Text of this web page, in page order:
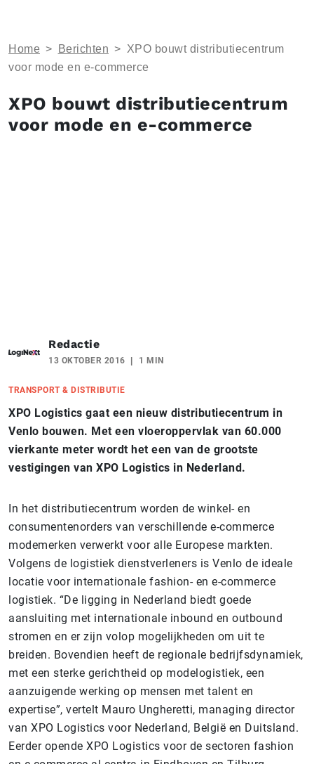
Home > Berichten > XPO bouwt distributiecentrum
voor mode en e-commerce
XPO bouwt distributiecentrum
voor mode en e-commerce
Redactie
13 OKTOBER 2016 1 MIN
TRANSPORT & DISTRIBUTIE
XPO Logistics gaat een nieuw distributiecentrum in
Venlo bouwen. Met een vloeroppervlak van 60.000
vierkante meter wordt het een van de grootste
vestigingen van XPO Logistics in Nederland.
In het distributiecentrum worden de winkel- en
consumentenorders van verschillende e-commerce
modemerken verwerkt voor alle Europese markten.
Volgens de logistiek dienstverleners is Venlo de ideale
locatie voor internationale fashion- en e-commerce
logistiek. “De ligging in Nederland biedt goede
aansluiting met internationale inbound en outbound
stromen en er zijn volop mogelijkheden om uit te
breiden. Bovendien heeft de regionale bedrijfsdynamiek,
met een sterke gerichtheid op modelogistiek, een
aanzuigende werking op mensen met talent en
expertise”, vertelt Mauro Ungheretti, managing director
van XPO Logistics voor Nederland, België en Duitsland.
Eerder opende XPO Logistics voor de sectoren fashion